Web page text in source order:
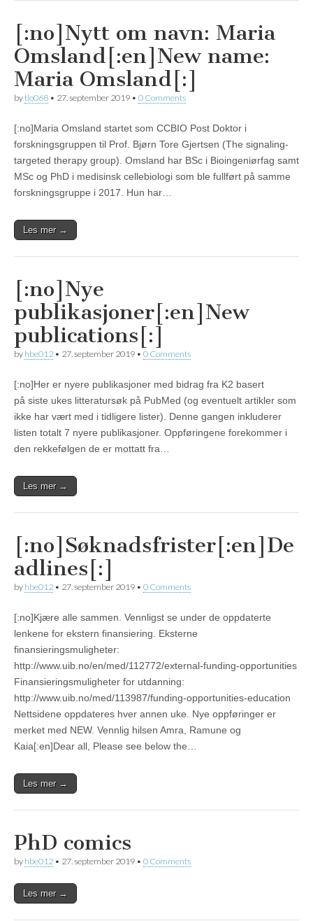
[:no]Nytt om navn: Maria
Omsland[:en]New name:
Maria Omsland[:]
bytlo068 • 27. september 2019 • 0 Comments
[:no]Maria Omsland startet som CCBIO Post Doktor i
forskningsgruppen til Prof. Bjørn Tore Gjertsen (The signaling-
targeted therapy group). Omsland har BSc i Bioingeniørfag samt
MSc og PhD i medisinsk cellebiologi som ble fullført på samme
forskningsgruppe i 2017. Hun har…
Les mer →
[:no]Nye
publikasjoner[:en]New
publications[:]
by hbe012 • 27. september 2019 • 0 Comments
[:no]Her er nyere publikasjoner med bidrag fra K2 basert
på siste ukes litteratursøk på PubMed (og eventuelt artikler som
ikke har vært med i tidligere lister). Denne gangen inkluderer
listen totalt 7 nyere publikasjoner. Oppføringene forekommer i
den rekkefølgen de er mottatt fra…
Les mer →
[:no]Søknadsfrister[:en]De
adlines[:]
by hbe012 • 27. september 2019 • 0 Comments
[:no]Kjære alle sammen. Vennligst se under de oppdaterte
lenkene for ekstern finansiering. Eksterne
finansieringsmuligheter:
http://www.uib.no/en/med/112772/external-funding-opportunities
Finansieringsmuligheter for utdanning:
http://www.uib.no/med/113987/funding-opportunities-education
Nettsidene oppdateres hver annen uke. Nye oppføringer er
merket med NEW. Vennlig hilsen Amra, Ramune og
Kaia[:en]Dear all, Please see below the…
Les mer →
PhD comics
by hbe012 • 27. september 2019 • 0 Comments
Les mer →